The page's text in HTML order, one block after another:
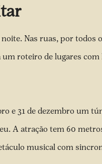
Nas ruas, por todos
roteiro de lugares com
e 31 de dezembro um
A atração tem 60
musical com